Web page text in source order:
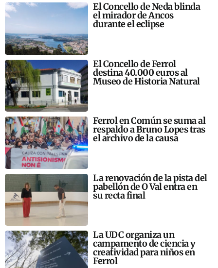
El Concello de Neda blinda
el mirador de Ancos
durante el eclipse
El Concello de Ferrol
destina 40.000 euros al
Museo de Historia Natural
Ferrol en Común se suma al
respaldo a Bruno Lopes tras
el archivo de la causa
La renovación de la pista del
pabellón de O Val entra en
su recta final
La UDC organiza un
campamento de ciencia y
creatividad para niños en
Ferrol